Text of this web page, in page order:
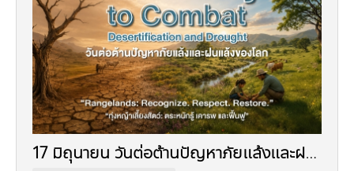
17 มิถุนายน วันต่อต้านปัญหาภัยแล้งและฝน